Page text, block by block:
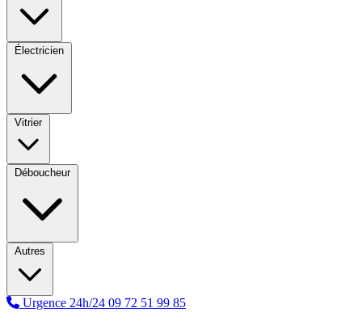
Électricien
Vitrier
Déboucheur
Autres
Urgence 24h/24 09 72 51 99 85